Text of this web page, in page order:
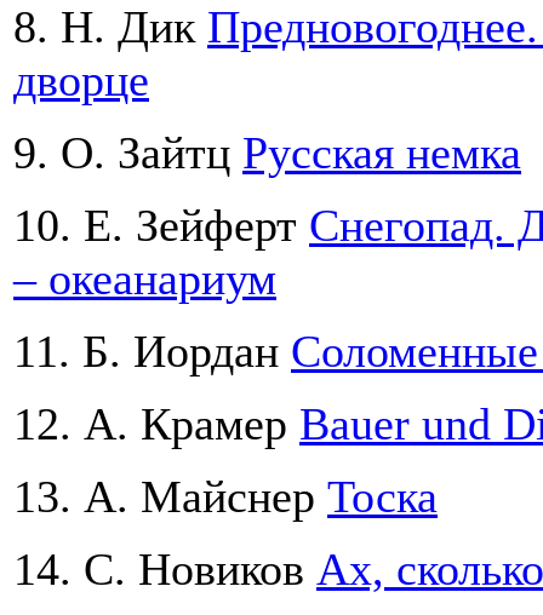
8. Н. Дик
дворце
9. О. Зaйтц Русская немка
10. Е. Зейферт Снегопад.
– океанариум
11. Б. Иордан
12. А. Крамер Bauer und
13. А. Майснер Тоска
14. С. Новиков Ах,